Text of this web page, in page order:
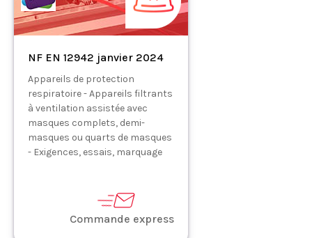
NF EN 12942 janvier 2024
Appareils de protection
respiratoire - Appareils filtrants
à ventilation assistée avec
masques complets, demi-
masques ou quarts de masques
- Exigences, essais, marquage
Commande express